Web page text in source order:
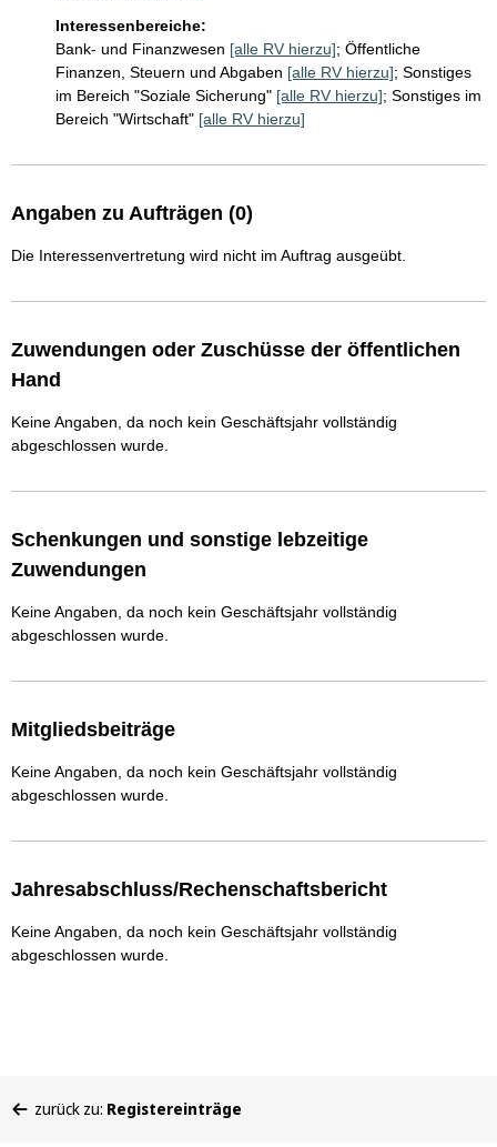
Interessenbereiche:
Bank- und Finanzwesen [alle RV hierzu]; Öffentliche
Finanzen, Steuern und Abgaben [alle RV hierzu]; Sonstiges
im Bereich "Soziale Sicherung" [alle RV hierzu]; Sonstiges im
Bereich "Wirtschaft" [alle RV hierzu]
Angaben zu Aufträgen (0)
Die Interessenvertretung wird nicht im Auftrag ausgeübt.
Zuwendungen oder Zuschüsse der öffentlichen
Hand
Keine Angaben, da noch kein Geschäftsjahr vollständig
abgeschlossen wurde.
Schenkungen und sonstige lebzeitige
Zuwendungen
Keine Angaben, da noch kein Geschäftsjahr vollständig
abgeschlossen wurde.
Mitgliedsbeiträge
Keine Angaben, da noch kein Geschäftsjahr vollständig
abgeschlossen wurde.
Jahresabschluss/Rechenschaftsbericht
Keine Angaben, da noch kein Geschäftsjahr vollständig
abgeschlossen wurde.
befinden
zurück zu: Registereinträge